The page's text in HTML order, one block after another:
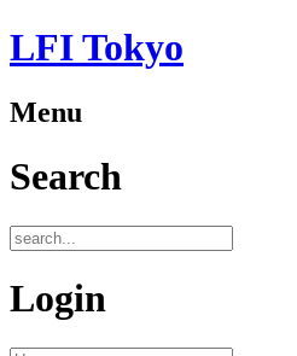
LFI Tokyo
Menu
Search
Login